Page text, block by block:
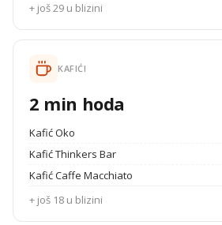
+ još 29 u blizini
KAFIĆI
2 min hoda
Kafić Oko
Kafić Thinkers Bar
Kafić Caffe Macchiato
+ još 18 u blizini